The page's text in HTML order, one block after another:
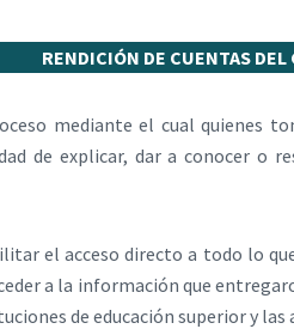
RENDICIÓN DE CUENTAS DEL
mediante el cual quienes
de explicar, dar a conocer o
el acceso directo a todo lo
a la información que
de educación superior y